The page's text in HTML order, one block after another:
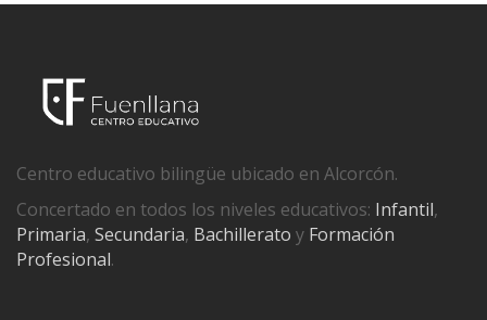
Centro educativo bilingüe ubicado en Alcorcón.
Concertado en todos los niveles educativos: Infantil,
Primaria, Secundaria, Bachillerato y Formación
Profesional.